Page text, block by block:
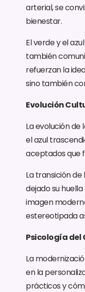
arterial, se
bienestar.
El verde y el
también
refuerzan la
sino también
Evolución
La evolución
el azul
aceptados que
La transición
dejado su
imagen
estereotipada
Psicología del
La
en la
prácticos y